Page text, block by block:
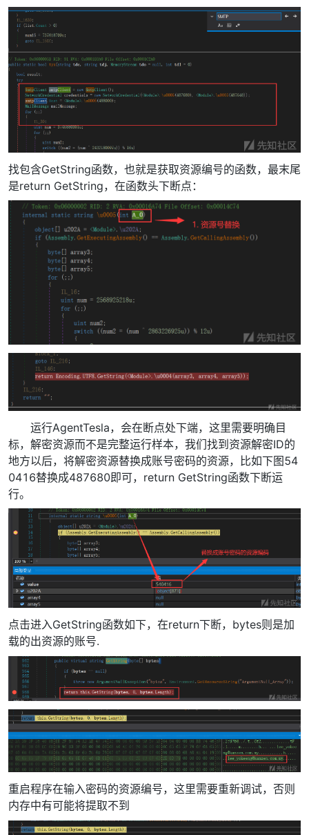
找包含GetString函数，也就是获取资源编号的函数，最末尾
是return GetString，在函数头下断点：
运行AgentTesla，会在断点处下端，这里需要明确目
标，解密资源而不是完整运行样本，我们找到资源解密ID的
地方以后，将解密资源替换成账号密码的资源，比如下图54
0416替换成487680即可，return GetString函数下断运
行。
点击进入GetString函数如下，在return下断，bytes则是加
载的出资源的账号.
重启程序在输入密码的资源编号，这里需要重新调试，否则
内存中有可能将提取不到